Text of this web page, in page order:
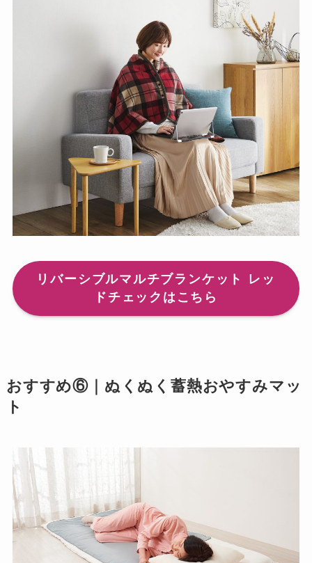
リバーシブルマルチブランケット レッ
ドチェックはこちら
おすすめ⑥｜ぬくぬく蓄熱おやすみマッ
ト